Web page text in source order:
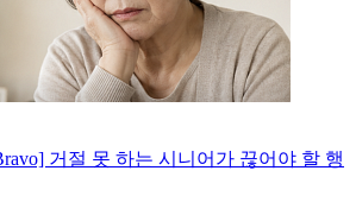
거절 못 하는 시니어가 끊어야 할 행